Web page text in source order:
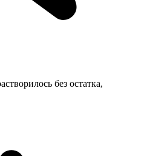
без остатка,